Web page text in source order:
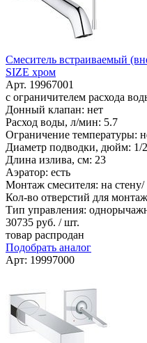
Смеситель встраиваемый
SIZE хром
Арт. 19967001
с ограничителем расхода
Донный клапан: нет
Расход воды, л/мин: 5.7
Ограничение температуры:
Диаметр подводки, дюйм: 1/2
Длина излива, см: 23
Аэратор: есть
Монтаж смесителя: на
Кол-во отверстий для
Тип управления:
30735 руб. / шт.
товар распродан
Подобрать аналог
Арт: 19997000